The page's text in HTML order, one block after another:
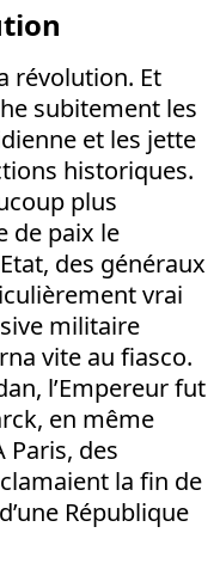
révolution. Et
subitement les
et les jette
historiques.
plus
de paix le
des généraux
vrai
militaire
vite au fiasco.
l’Empereur fut
en même
Paris, des
la fin de
République